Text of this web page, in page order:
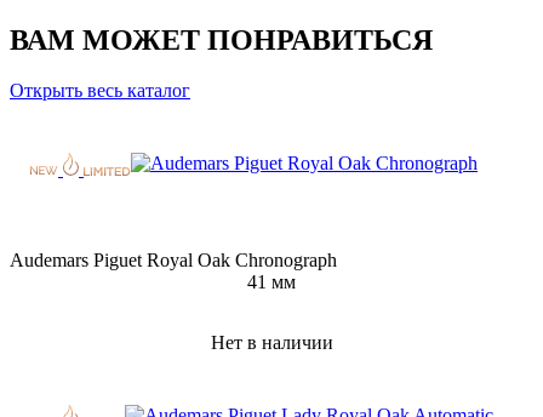
ВАМ МОЖЕТ ПОНРАВИТЬСЯ
Открыть весь каталог
Audemars Piguet Royal Oak Chronograph
41 мм
Нет в наличии